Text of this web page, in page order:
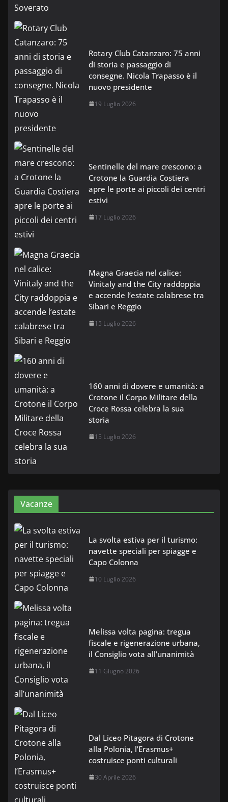
Rotary Club Catanzaro: 75 anni
di storia e passaggio di
consegne. Nicola Trapasso è il
nuovo presidente
19 Luglio 2026
Sentinelle del mare crescono: a
Crotone la Guardia Costiera
apre le porte ai piccoli dei centri
estivi
17 Luglio 2026
Magna Graecia nel calice:
Vinitaly and the City raddoppia
e accende l’estate calabrese tra
Sibari e Reggio
15 Luglio 2026
160 anni di dovere e umanità: a
Crotone il Corpo Militare della
Croce Rossa celebra la sua
storia
15 Luglio 2026
Vacanze
La svolta estiva per il turismo:
navette speciali per spiagge e
Capo Colonna
10 Luglio 2026
Melissa volta pagina: tregua
fiscale e rigenerazione urbana,
il Consiglio vota all’unanimità
11 Giugno 2026
Dal Liceo Pitagora di Crotone
alla Polonia, l’Erasmus+
costruisce ponti culturali
30 Aprile 2026